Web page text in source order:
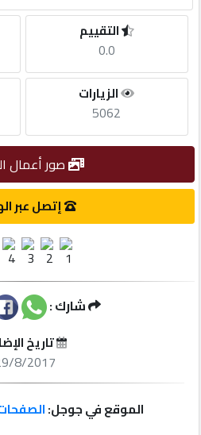
مطلوب
طلب
الاحصائيات
إتصل
التقييم
0.0
الزيارات
5062
صور أعمال
إتصل عبر
شارك :
تاريخ
8/2017
الموقع في جوجل: